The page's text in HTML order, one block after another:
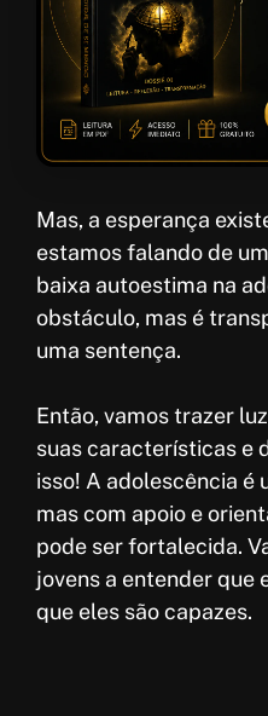
Mas, a esperança
estamos falando de
baixa autoestima na
obstáculo, mas é
uma sentença.
Então, vamos trazer
suas características e
isso! A adolescência é
mas com apoio e
pode ser fortalecida.
jovens a entender que
que eles são capazes.